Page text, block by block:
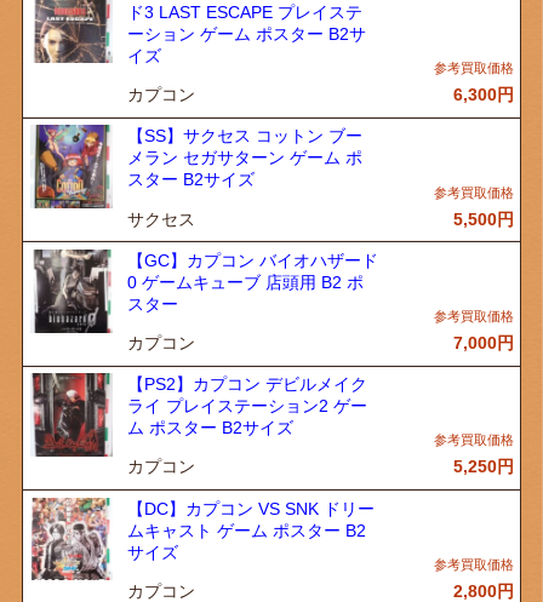
ド3 LAST ESCAPE プレイステ
ーション ゲーム ポスター B2サ
イズ
カプコン 6,300円
【SS】サクセス コットン ブー
メラン セガサターン ゲーム ポ
スター B2サイズ
サクセス 5,500円
【GC】カプコン バイオハザード
0 ゲームキューブ 店頭用 B2 ポ
スター
カプコン 7,000円
【PS2】カプコン デビルメイク
ライ プレイステーション2 ゲー
ム ポスター B2サイズ
カプコン 5,250円
【DC】カプコン VS SNK ドリー
ムキャスト ゲーム ポスター B2
サイズ
カプコン 2,800円